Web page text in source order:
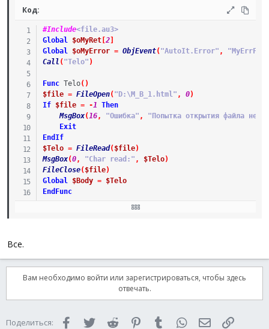
Код:
#Include<file.au3>
Global
$oMyRet[ 2]
Global
$oMyError = ObjEvent( "AutoIt.Error" ,
Call ( "Telo" )
Func Telo( )
$file = FileOpen( "D:\M_B_1.html" , 0)
If
$file = -1 Then
MsgBox(16, "Ошибка" ,
"Попытка открытия файла
Exit
EndIf
$Telo = FileRead( $file)
MsgBox(0, "Char read:" , $Telo)
FileClose( $file)
Global
$Body =
$Telo
EndFunc
$AttachFiles = ""
$CcAddress = ""
$Importance = "Normal"
$Password
= ""
Все.
Вам необходимо войти или зарегистрироваться, чтобы здесь
отвечать.
Поделиться: FacebookTwitter Reddit PinterestTumblr WhatsAppЭлектронная